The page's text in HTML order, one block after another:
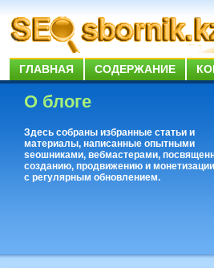
ГЛАВНАЯ СОДЕРЖАНИЕ
О блоге
Здесь собраны избранные статьи и
материалы, написанные опытными
seoшниками, вебмастерами,
созданию, продвижению и
с регулярным обновлением.